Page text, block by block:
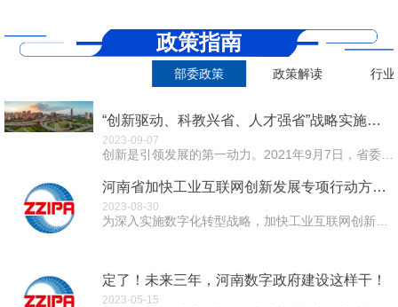
政策指南
部委政策 政策解读 行
“创新驱动、科教兴省、人才强省”战略实施报告
2023-09-07
河南省加快工业互联网创新发展专项行动方案（2023—2025年）
2023-08-30
定了！未来三年，河南数字政府建设这样干！
2023-05-15